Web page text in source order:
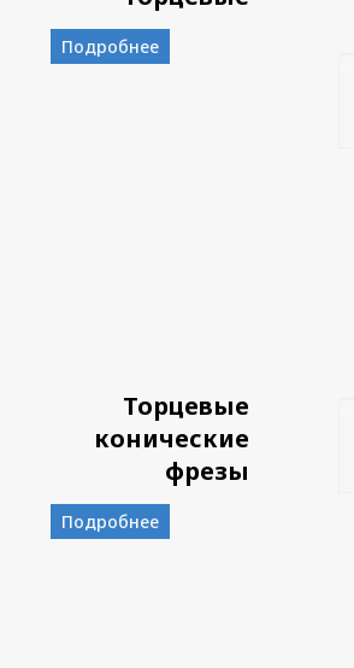
Подробнее
Торцевые
конические
фрезы
Подробнее